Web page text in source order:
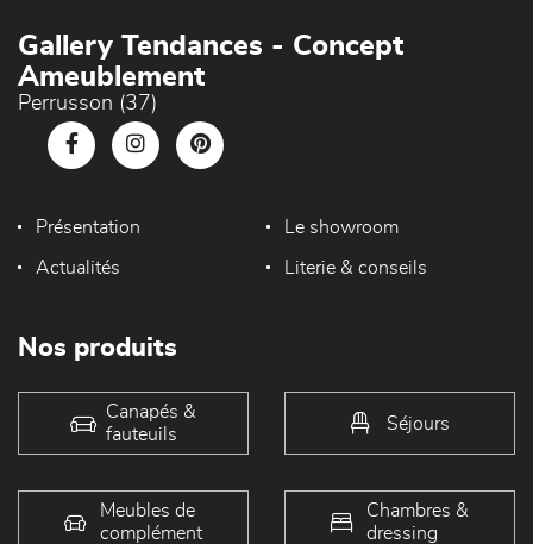
Gallery Tendances - Concept
Ameublement
Perrusson (37)
Présentation Le showroom
Actualités Literie & conseils
Nos produits
Canapés &
fauteuils
Séjours
Meubles de
complément
Chambres &
dressing